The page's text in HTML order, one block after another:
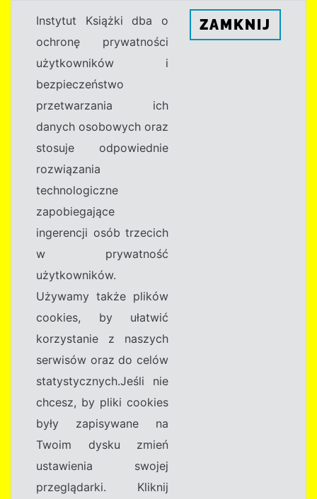
Instytut Książki dba o
ochronę prywatności
użytkowników i
bezpieczeństwo
przetwarzania ich
danych osobowych oraz
stosuje odpowiednie
rozwiązania
technologiczne
zapobiegające
ingerencji osób trzecich
w prywatność
użytkowników.
Używamy także plików
cookies, by ułatwić
korzystanie z naszych
serwisów oraz do celów
statystycznych.Jeśli nie
chcesz, by pliki cookies
były zapisywane na
Twoim dysku zmień
ustawienia swojej
przeglądarki. Kliknij
ZAMKNIJ